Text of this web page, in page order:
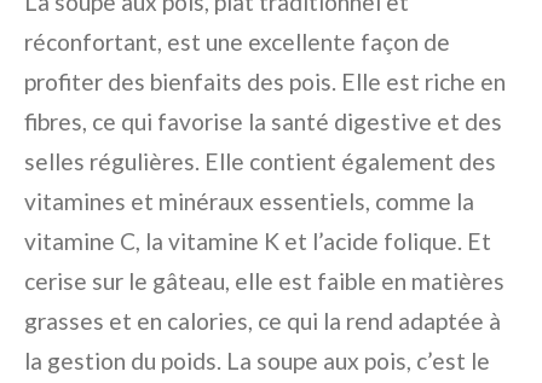
réconfortant, est une excellente façon de
profiter des bienfaits des pois. Elle est riche en
fibres, ce qui favorise la santé digestive et des
selles régulières. Elle contient également des
vitamines et minéraux essentiels, comme la
vitamine C, la vitamine K et l’acide folique. Et
cerise sur le gâteau, elle est faible en matières
grasses et en calories, ce qui la rend adaptée à
la gestion du poids. La soupe aux pois, c’est le